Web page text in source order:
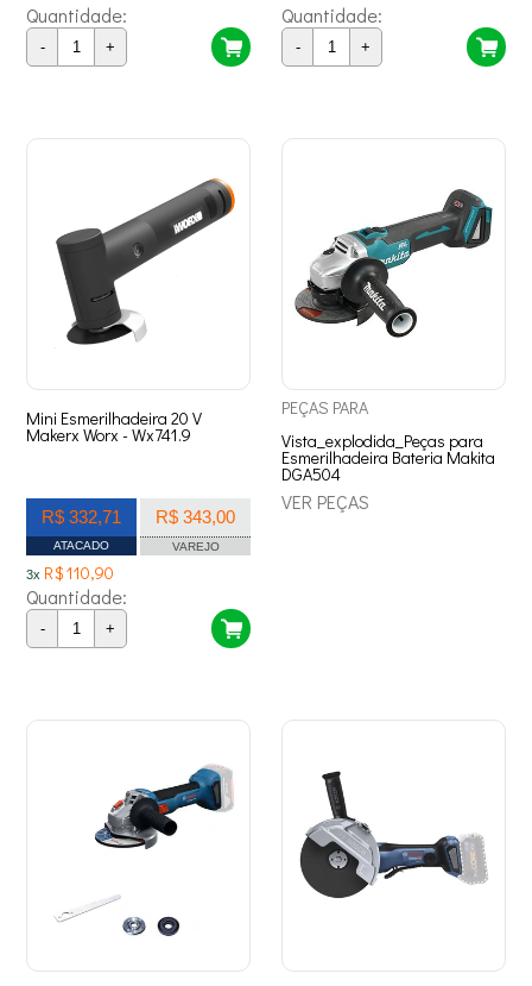
Quantidade:
- +
Quantidade:
- +
Mini Esmerilhadeira 20 V
Makerx Worx - Wx741.9
R$ 332,71
ATACADO
R$ 343,00
VAREJO
3x R$ 110,90
Quantidade:
- +
PEÇAS PARA
Vista_explodida_Peças para
Esmerilhadeira Bateria Makita
DGA504
VER PEÇAS